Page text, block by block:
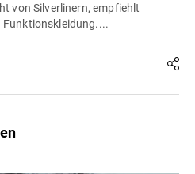
von Silverlinern, empfiehlt
Funktionskleidung....